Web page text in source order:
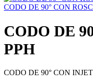
CODO DE 90° CON
CODO DE
PPH
CODO DE 90° CON